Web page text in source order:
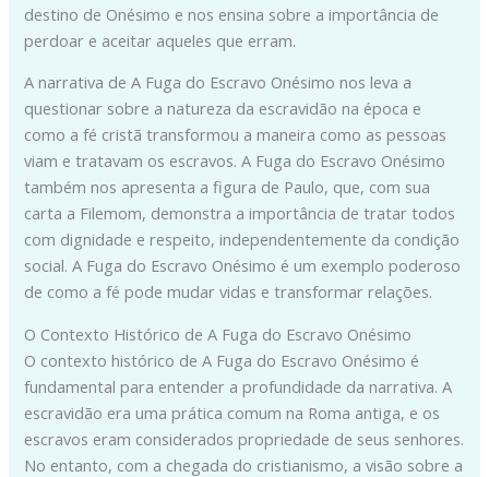
destino de Onésimo e nos ensina sobre a importância de
perdoar e aceitar aqueles que erram.
A narrativa de A Fuga do Escravo Onésimo nos leva a
questionar sobre a natureza da escravidão na época e
como a fé cristã transformou a maneira como as pessoas
viam e tratavam os escravos. A Fuga do Escravo Onésimo
também nos apresenta a figura de Paulo, que, com sua
carta a Filemom, demonstra a importância de tratar todos
com dignidade e respeito, independentemente da condição
social. A Fuga do Escravo Onésimo é um exemplo poderoso
de como a fé pode mudar vidas e transformar relações.
O Contexto Histórico de A Fuga do Escravo Onésimo
O contexto histórico de A Fuga do Escravo Onésimo é
fundamental para entender a profundidade da narrativa. A
escravidão era uma prática comum na Roma antiga, e os
escravos eram considerados propriedade de seus senhores.
No entanto, com a chegada do cristianismo, a visão sobre a